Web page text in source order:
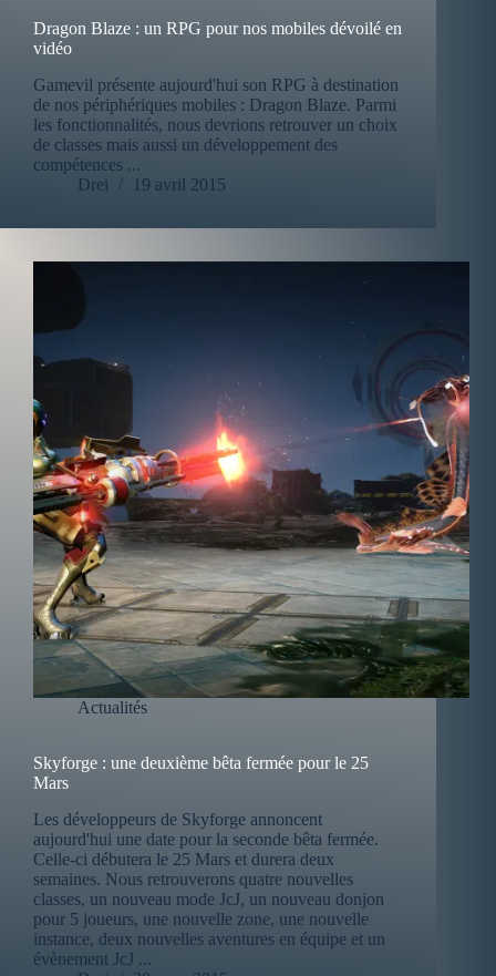
Dragon Blaze : un RPG pour nos mobiles dévoilé en
vidéo
Gamevil présente aujourd'hui son RPG à destination
de nos périphériques mobiles : Dragon Blaze. Parmi
les fonctionnalités, nous devrions retrouver un choix
de classes mais aussi un développement des
compétences ...
Drei
19 avril 2015
Actualités
Skyforge : une deuxième bêta fermée pour le 25
Mars
Les développeurs de Skyforge annoncent
aujourd'hui une date pour la seconde bêta fermée.
Celle-ci débutera le 25 Mars et durera deux
semaines. Nous retrouverons quatre nouvelles
classes, un nouveau mode JcJ, un nouveau donjon
pour 5 joueurs, une nouvelle zone, une nouvelle
instance, deux nouvelles aventures en équipe et un
évènement JcJ ...